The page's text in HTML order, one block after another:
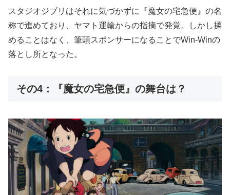
スタジオジブリはそれに気づかずに『魔女の宅急便』の名
称で進めており、ヤマト運輸からの指摘で発覚。しかし揉
めることはなく、筆頭スポンサーになることでWin-Winの
落とし所となった。
その4：『魔女の宅急便』の舞台は？